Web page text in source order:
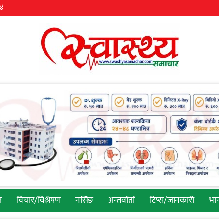
विचार/विश्लेषण नर्सिङ अन्तर्वार्ता टिप्स/जानकारी